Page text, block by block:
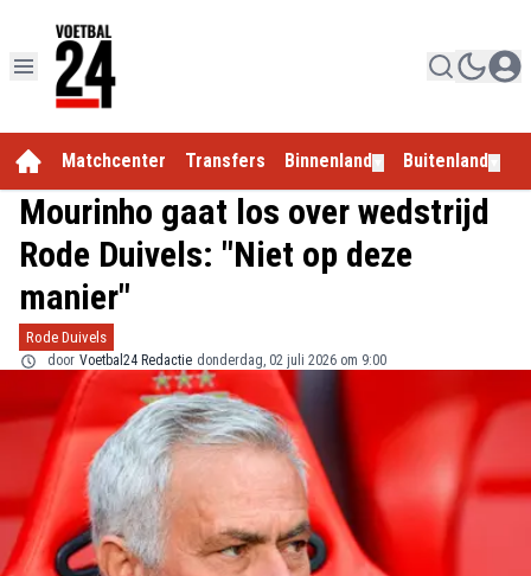
Matchcenter Transfers Binnenland Buitenland
Mourinho gaat los over wedstrijd
Rode Duivels: "Niet op deze
manier"
Rode Duivels
door Voetbal24 Redactie donderdag, 02 juli 2026 om 9:00